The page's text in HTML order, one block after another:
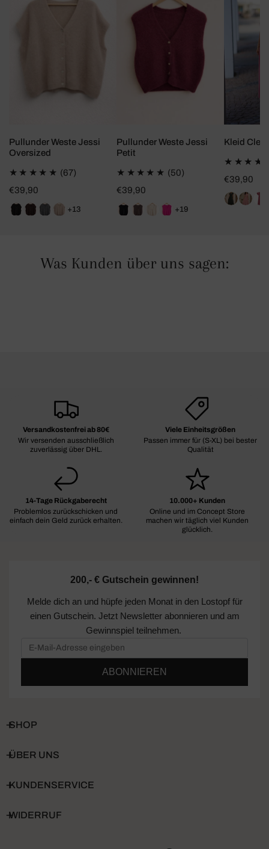
Pullunder Weste Jessi
Oversized
(67)
Gesamtbewertungen
Regulärer
Preis
€39,90
+13
Petit
Pullunder Weste Jessi
Petit
(50)
Gesamtbewertungen
Regulärer
Preis
€39,90
+19
Kleid Cleo
Regulärer
Preis
€39,90
Was Kunden über uns sagen:
Versandkostenfrei ab 80€
Wir versenden ausschließlich
zuverlässig über DHL.
Viele Einheitsgrößen
Passen immer für (S-XL) bei bester
Qualität
14-Tage Rückgaberecht
Problemlos zurückschicken und
einfach dein Geld zurück erhalten.
10.000+ Kunden
Online und im Concept Store
machen wir täglich viel Kunden
glücklich.
200,- € Gutschein gewinnen!
Melde dich an und hüpfe jeden Monat in den Lostopf für
einen Gutschein. Jetzt Newsletter abonnieren und am
Gewinnspiel teilnehmen.
ABONNIEREN
SHOP
ÜBER UNS
KUNDENSERVICE
WIDERRUF